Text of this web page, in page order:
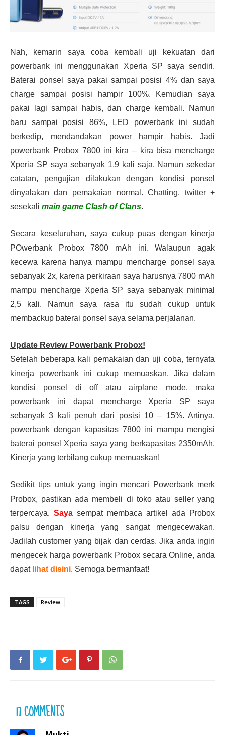
Nah, kemarin saya coba kembali uji kekuatan dari
powerbank ini menggunakan Xperia SP saya sendiri.
Baterai ponsel saya pakai sampai posisi 4% dan saya
charge sampai posisi hampir 100%. Kemudian saya
pakai lagi sampai habis, dan charge kembali. Namun
baru sampai posisi 86%, LED powerbank ini sudah
berkedip, mendandakan power hampir habis. Jadi
powerbank Probox 7800 ini kira – kira bisa mencharge
Xperia SP saya sebanyak 1,9 kali saja. Namun sekedar
catatan, pengujian dilakukan dengan kondisi ponsel
dinyalakan dan pemakaian normal. Chatting, twitter +
sesekali main game Clash of Clans.
Secara keseluruhan, saya cukup puas dengan kinerja
POwerbank Probox 7800 mAh ini. Walaupun agak
kecewa karena hanya mampu mencharge ponsel saya
sebanyak 2x, karena perkiraan saya harusnya 7800 mAh
mampu mencharge Xperia SP saya sebanyak minimal
2,5 kali. Namun saya rasa itu sudah cukup untuk
membackup baterai ponsel saya selama perjalanan.
Update Review Powerbank Probox!
Setelah beberapa kali pemakaian dan uji coba, ternyata
kinerja powerbank ini cukup memuaskan. Jika dalam
kondisi ponsel di off atau airplane mode, maka
powerbank ini dapat mencharge Xperia SP saya
sebanyak 3 kali penuh dari posisi 10 – 15%. Artinya,
powerbank dengan kapasitas 7800 ini mampu mengisi
baterai ponsel Xperia saya yang berkapasitas 2350mAh.
Kinerja yang terbilang cukup memuaskan!
Sedikit tips untuk yang ingin mencari Powerbank merk
Probox, pastikan ada membeli di toko atau seller yang
terpercaya. Saya sempat membaca artikel ada Probox
palsu dengan kinerja yang sangat mengecewakan.
Jadilah customer yang bijak dan cerdas. Jika anda ingin
mengecek harga powerbank Probox secara Online, anda
dapat lihat disini. Semoga bermanfaat!
TAGS Review
17 COMMENTS